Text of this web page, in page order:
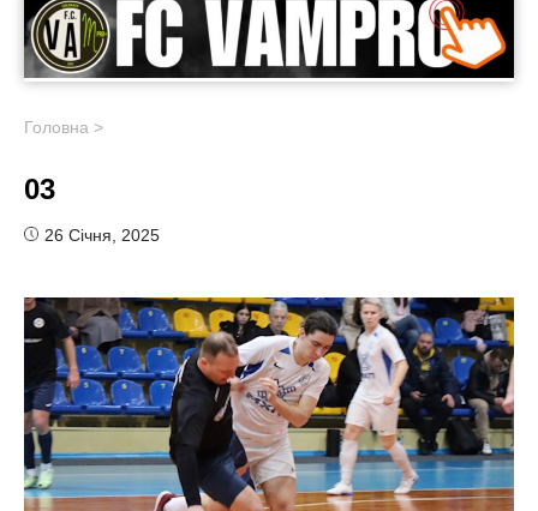
Головна >
03
26 Січня, 2025